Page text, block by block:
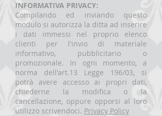
INFORMATIVA PRIVACY:
Compilando ed inviando questo
modulo si autorizza la ditta ad inserire
i dati immessi nel proprio elenco
clienti per l'invio di materiale
informativo, pubblicitario o
promozionale. In ogni momento, a
norma dell'art.13 Legge 196/03, si
potrà avere accesso ai propri dati,
chiederne la modifica o la
cancellazione, oppure opporsi al loro
utilizzo scrivendoci. Privacy Policy